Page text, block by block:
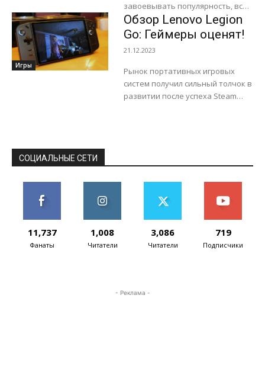
завоевывать популярность, все
больше производителей
стремится успеть получить свой
кусок пирога на этом рынке. MSI
Claw - очередной игрок,...
Игры
Обзор Lenovo Legion
Go: Геймеры оценят!
21.12.2023
Рынок портативных игровых
систем получил сильный толчок в
развитии после успеха Steam
СОЦИАЛЬНЫЕ СЕТИ
11,737
Фанаты
1,008
Читатели
3,086
Читатели
719
Подписчики
- Реклама -